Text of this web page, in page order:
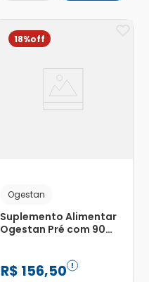
18%
Ogestan
Suplemento Alimentar
Ogestan Pré com 90
R$ 156,50